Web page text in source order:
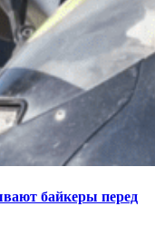
байкеры перед